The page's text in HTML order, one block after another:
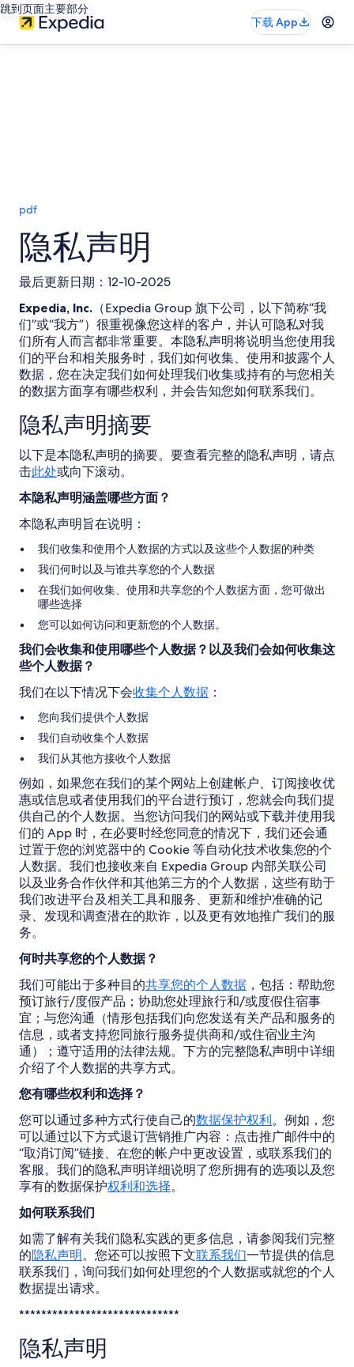
跳到页面主要部分
下载 App
pdf
隐私声明
最后更新日期：12-10-2025
Expedia, Inc. （Expedia Group 旗下公司，以下简称“我
们”或“我方”）很重视像您这样的客户，并认可隐私对我
们所有人而言都非常重要。本隐私声明将说明当您使用我
们的平台和相关服务时，我们如何收集、使用和披露个人
数据，您在决定我们如何处理我们收集或持有的与您相关
的数据方面享有哪些权利，并会告知您如何联系我们。
隐私声明摘要
以下是本隐私声明的摘要。要查看完整的隐私声明，请点
击此处或向下滚动。
本隐私声明涵盖哪些方面？
本隐私声明旨在说明：
我们收集和使用个人数据的方式以及这些个人数据的种类
我们何时以及与谁共享您的个人数据
在我们如何收集、使用和共享您的个人数据方面，您可做出
哪些选择
您可以如何访问和更新您的个人数据。
我们会收集和使用哪些个人数据？以及我们会如何收集这
些个人数据？
我们在以下情况下会收集个人数据 ：
您向我们提供个人数据
我们自动收集个人数据
我们从其他方接收个人数据
例如，如果您在我们的某个网站上创建帐户、订阅接收优
惠或信息或者使用我们的平台进行预订，您就会向我们提
供自己的个人数据。当您访问我们的网站或下载并使用我
们的 App 时，在必要时经您同意的情况下，我们还会通
过置于您的浏览器中的 Cookie 等自动化技术收集您的个
人数据。我们也接收来自 Expedia Group 内部关联公司
以及业务合作伙伴和其他第三方的个人数据，这些有助于
我们改进平台及相关工具和服务、更新和维护准确的记
录、发现和调查潜在的欺诈，以及更有效地推广我们的服
务。
何时共享您的个人数据？
我们可能出于多种目的共享您的个人数据 ，包括：帮助您
预订旅行/度假产品；协助您处理旅行和/或度假住宿事
宜；与您沟通（情形包括我们向您发送有关产品和服务的
信息，或者支持您同旅行服务提供商和/或住宿业主沟
通）；遵守适用的法律法规。下方的完整隐私声明中详细
介绍了个人数据的共享方式。
您有哪些权利和选择？
您可以通过多种方式行使自己的数据保护权利。例如，您
可以通过以下方式退订营销推广内容：点击推广邮件中的
“取消订阅”链接、在您的帐户中更改设置，或联系我们的
客服。我们的隐私声明详细说明了您所拥有的选项以及您
享有的数据保护权利和选择。
如何联系我们
如需了解有关我们隐私实践的更多信息，请参阅我们完整
的隐私声明。您还可以按照下文联系我们一节提供的信息
联系我们，询问我们如何处理您的个人数据或就您的个人
数据提出请求。
*****************************
隐私声明